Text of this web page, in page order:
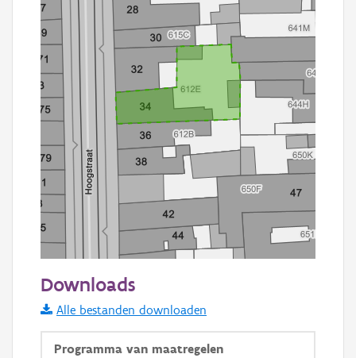
Informatie Vlaanderen
i
Downloads
Alle bestanden downloaden
Programma van maatregelen